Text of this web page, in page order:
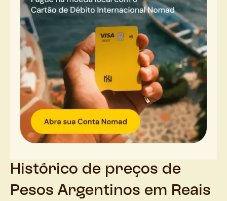
Histórico de preços de
Pesos Argentinos em Reais